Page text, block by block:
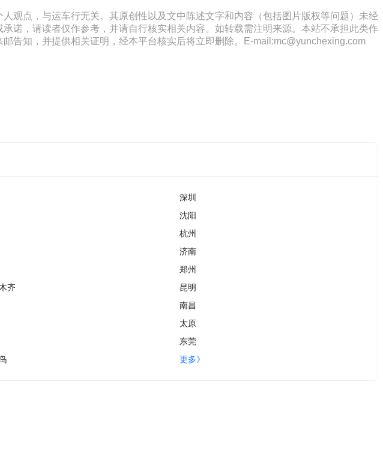
观点，与运车行无关。其原创性以及文中陈述文字和内容（包括图片版权等问题）未经
诺，请读者仅作参考，并请自行核实相关内容。如转载需注明来源。本站不承担此类作
告知，并提供相关证明，经本平台核实后将立即删除。E-mail:mc@yunchexing.com
深圳
沈阳
杭州
济南
郑州
齐
昆明
南昌
太原
东莞
更多》